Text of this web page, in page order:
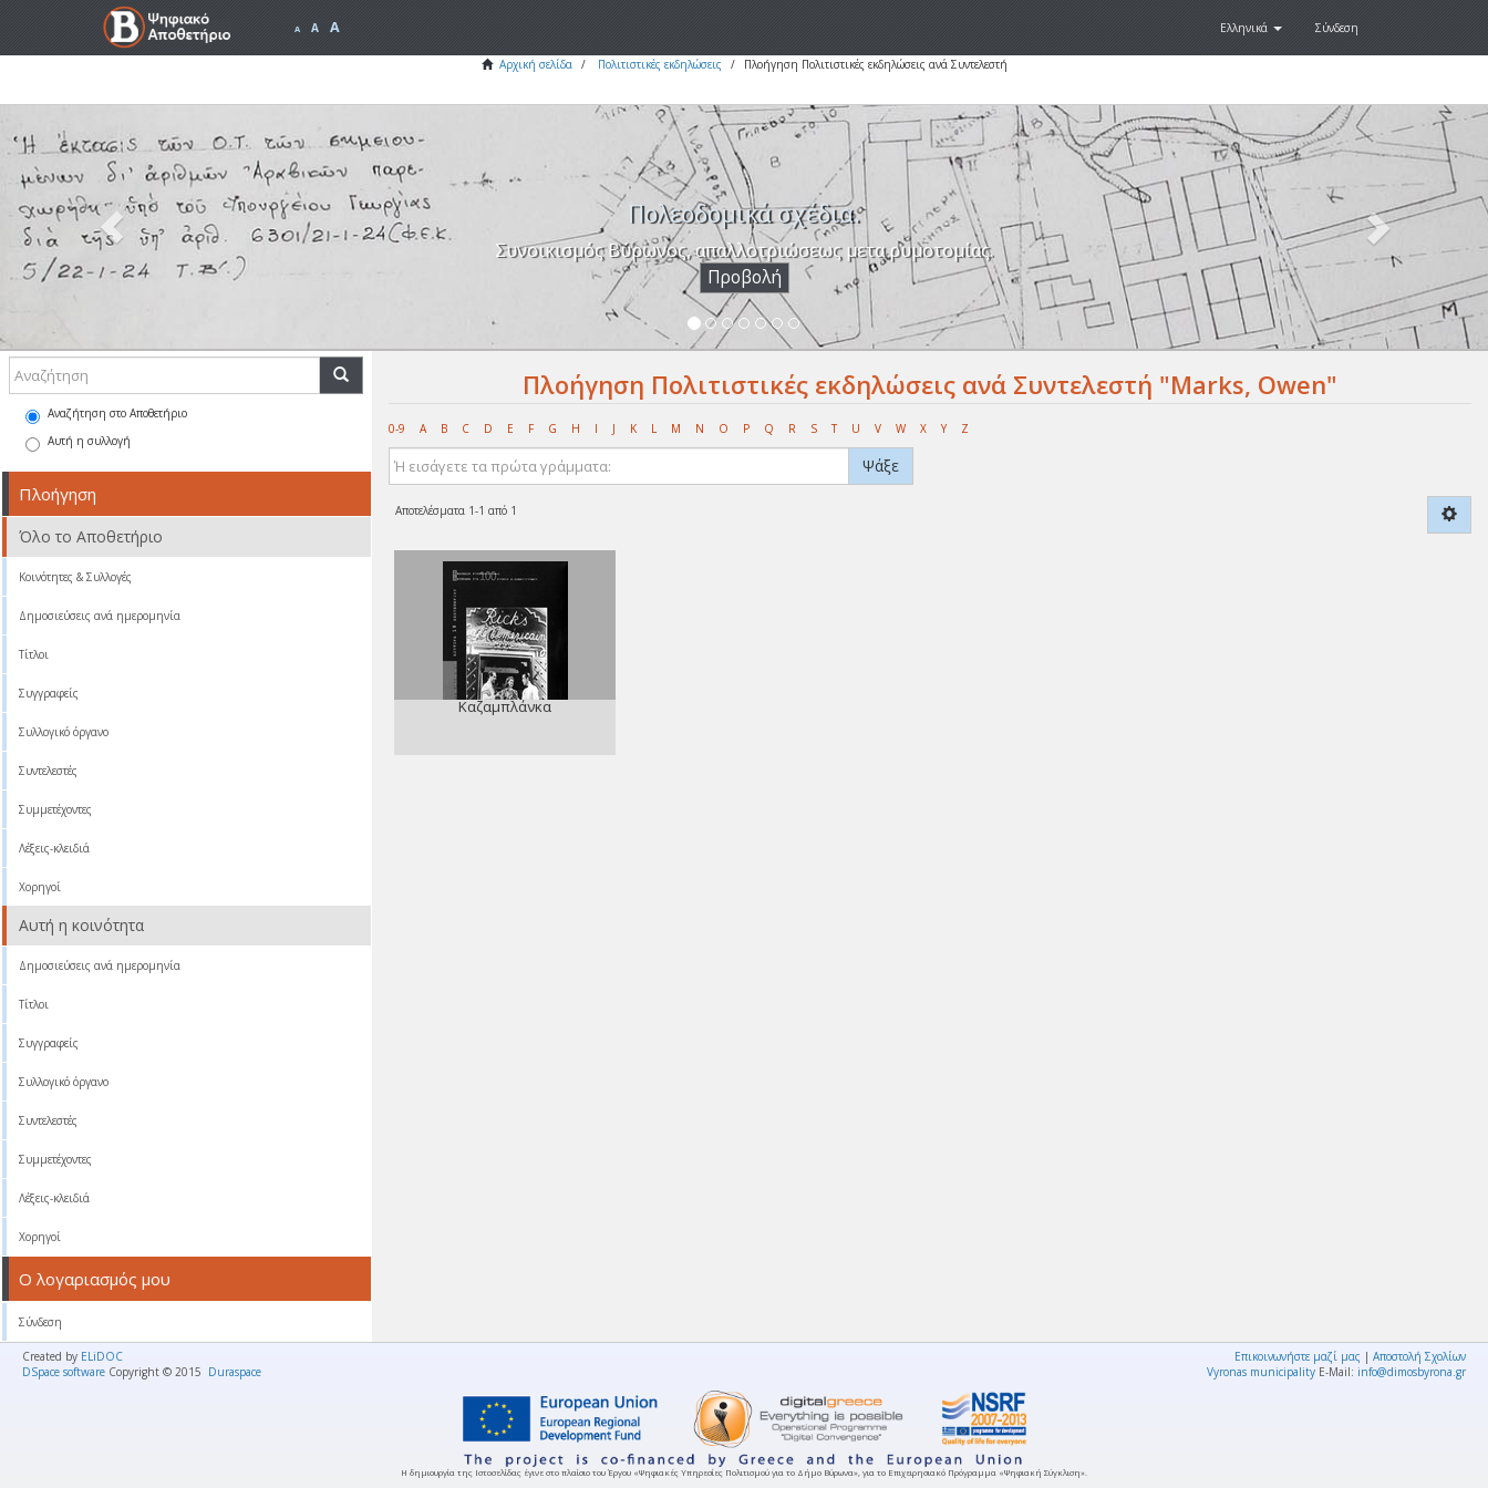
A A A Ελληνικά Σύνδεση
Αρχική σελίδα Πολιτιστικές εκδηλώσεις Πλοήγηση Πολιτιστικές εκδηλώσεις ανά Συντελεστή
Πολεοδομικά σχέδια.
Συνοικισμός Βύρωνος, απαλλοτριώσεως μετα ρυμοτομίας.
Προβολή
Next
Πλοήγηση Πολιτιστικές εκδηλώσεις ανά Συντελεστή "Marks, Owen"
0-9 A B C D E F G H I J K L M N O P Q R S T U V W X Y Z
Ψάξε
Αποτελέσματα 1-1 από 1
Καζαμπλάνκα
Αναζήτηση στο Αποθετήριο
Αυτή η συλλογή
Πλοήγηση
Όλο το Αποθετήριο
Κοινότητες & Συλλογές
Δημοσιεύσεις ανά ημερομηνία
Τίτλοι
Συγγραφείς
Συλλογικό όργανο
Συντελεστές
Συμμετέχοντες
Λέξεις-κλειδιά
Χορηγοί
Αυτή η κοινότητα
Δημοσιεύσεις ανά ημερομηνία
Τίτλοι
Συγγραφείς
Συλλογικό όργανο
Συντελεστές
Συμμετέχοντες
Λέξεις-κλειδιά
Χορηγοί
Ο λογαριασμός μου
Σύνδεση
Επικοινωνήστε μαζί μας | Αποστολή Σχολίων
Vyronas municipality E-Mail: info@dimosbyrona.gr
Created by ELiDOC
DSpace software Copyright © 2015 Duraspace
Η δημιουργία της Ιστοσελίδας έγινε στο πλαίσιο του Έργου «Ψηφιακές Υπηρεσίες Πολιτισμού για το Δήμο Βύρωνα», για το Επιχειρησιακό Πρόγραμμα «Ψηφιακή Σύγκλιση».